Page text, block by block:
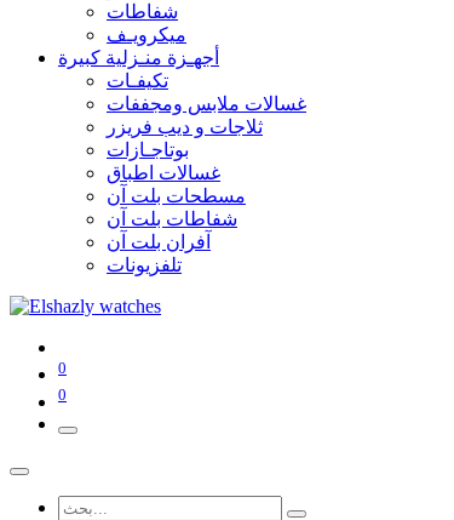
شفاطات
ميكرويـف
أجهـزة منـزلية كبيرة
تكيفـات
غسالات ملابس ومجففات
ثلاجات و ديب فريزر
بوتاجـازات
غسالات اطباق
مسطحات بلت آن
شفاطات بلت آن
آفران بلت آن
تلفزيونات
0
0